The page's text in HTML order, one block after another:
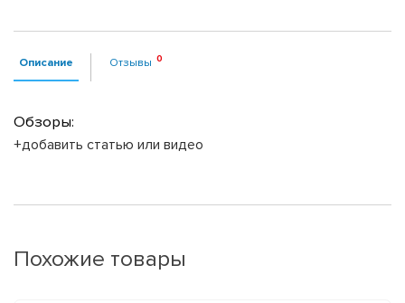
Описание Отзывы
Обзоры:
+добавить статью или видео
Похожие товары